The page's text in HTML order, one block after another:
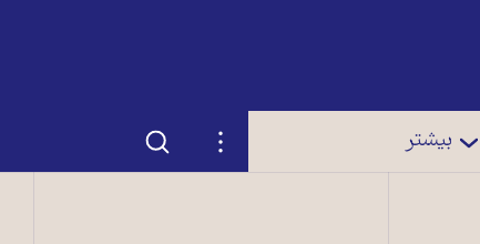
بیشتر تنظیمات جستجو